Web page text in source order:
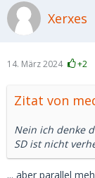
Xerxes
14. März 2024 +2
Zitat von
Nein ich denke
SD ist nicht
... aber parallel